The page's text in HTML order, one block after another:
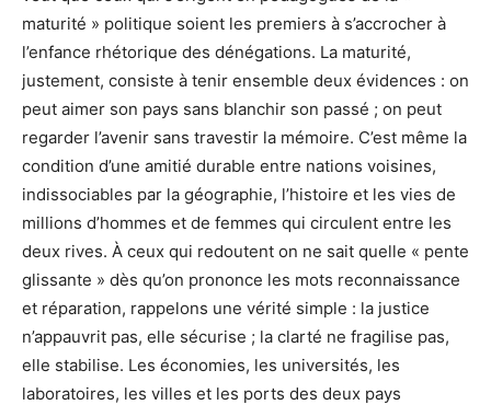
maturité » politique soient les premiers à s’accrocher à
l’enfance rhétorique des dénégations. La maturité,
justement, consiste à tenir ensemble deux évidences : on
peut aimer son pays sans blanchir son passé ; on peut
regarder l’avenir sans travestir la mémoire. C’est même la
condition d’une amitié durable entre nations voisines,
indissociables par la géographie, l’histoire et les vies de
millions d’hommes et de femmes qui circulent entre les
deux rives. À ceux qui redoutent on ne sait quelle « pente
glissante » dès qu’on prononce les mots reconnaissance
et réparation, rappelons une vérité simple : la justice
n’appauvrit pas, elle sécurise ; la clarté ne fragilise pas,
elle stabilise. Les économies, les universités, les
laboratoires, les villes et les ports des deux pays